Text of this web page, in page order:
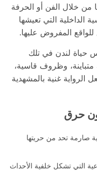
من خلال الفن أو الحرفة
الداخلية التي تعيشها
المفروض عليها.
حياة لندن في تلك
متباينة، وظروف قاسية،
غنية بالمشهدية
حرق
صارمة تحد من حريتها
التي تشكل خلفية الأحداث